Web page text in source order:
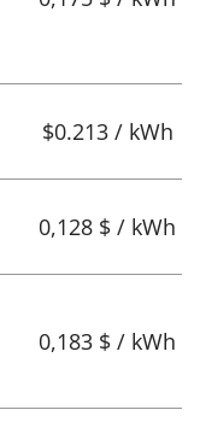
$0.213 / kWh
0,128 $ / kWh
0,183 $ / kWh